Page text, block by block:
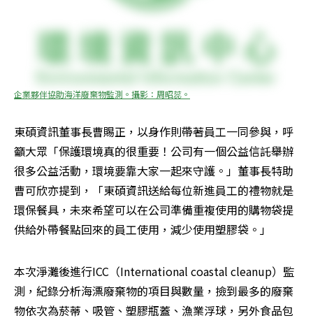
企業夥伴協助海洋廢棄物監測。攝影：周昭蕊。
東碩資訊董事長曹賜正，以身作則帶著員工一同參與，呼
籲大眾「保護環境真的很重要！公司有一個公益信託舉辦
很多公益活動，環境要靠大家一起來守護。」董事長特助
曹可欣亦提到，「東碩資訊送給每位新進員工的禮物就是
環保餐具，未來希望可以在公司準備重複使用的購物袋提
供給外帶餐點回來的員工使用，減少使用塑膠袋。」
本次淨灘後進行ICC（International coastal cleanup）監
測，紀錄分析海漂廢棄物的項目與數量，撿到最多的廢棄
物依次為菸蒂、吸管、塑膠瓶蓋、漁業浮球，另外食品包